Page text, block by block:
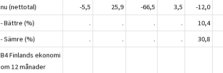
nu (nettotal)
-5,5 25,9 -66,5 3,5 -12,0
- Bättre (%)
. . . . 10,4
- Sämre (%)
. . . . 30,8
B4 Finlands ekonomi
om 12 månader